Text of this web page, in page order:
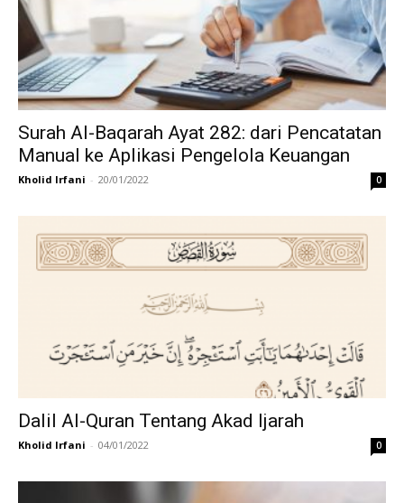
Surah Al-Baqarah Ayat 282: dari Pencatatan
Manual ke Aplikasi Pengelola Keuangan
Kholid Irfani - 20/01/2022 0
Dalil Al-Quran Tentang Akad Ijarah
Kholid Irfani - 04/01/2022 0